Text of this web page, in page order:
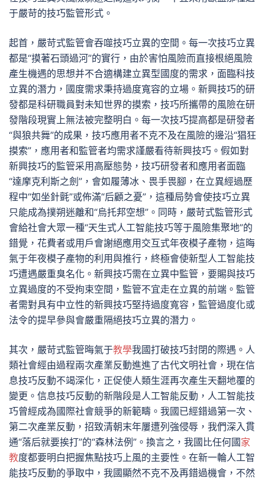
于嚴苛的技巧監管形式。
起首，嚴苛式監管會吞噬技巧立異的空間。每一次技巧立異
都是“摸著石頭過河”的實行，由於害怕風險而直接根絕風險
產生機遇的思想并不合適構建立異型國度的需求，面臨科技
立異的潛力，國度需求秉持過度寬容的立場。新興技巧的研
發都是科研職員對未知世界的摸索，技巧所攜帶的風險在研
發階段現實上無法被完整明白。每一次技巧提高都是研發者
“與狼共舞”的成果，技巧應用者不克不及在風險的邊沿“猖狂
摸索”，應用者和監管者均需求謹嚴看待新興技巧。假如對
新興技巧的監管采用高壓態勢，技巧研發者和應用者面臨
“達摩克利斯之劍”，會如履薄冰、畏手畏腳，在立異經過歷
程中“如坐針氈”或佈滿“后顧之憂”，這種局勢會使技巧立異
只能成為撲朔迷離和“烏托邦空想”。同時，嚴苛式監管形式
會給社會大眾一種“天生式人工智能技巧等于風險集聚地”的
錯覺，花費者或用戶會謝絕應用交互式年夜模子產物，這晦
氣于年夜模子產物的利用與推行，終極會使新型人工智能技
巧遭遇嚴重臭名化。新興技巧需在立異中監管，要賜與技巧
立異過度的不受拘束空間，監管不宜走在立異的前端。監管
者需對具有中立性的新興技巧堅持過度寬容，監管過度化或
法令的提早參與會嚴重隔絕技巧立異的潛力。
其次，嚴苛式監管晦氣于教學我國打破技巧封閉的際遇。人
類社會經由過程兩次產業反動進進了古代文明社會，現在信
息技巧反動不竭深化，正促使人類生涯再次產生天翻地覆的
變更。信息技巧反動的新階段是人工智能反動，人工智能技
巧曾經成為國際社會競爭的新範疇。我國已經錯過第一次、
第二次產業反動，招致清朝末年屢遭列強侵辱，我們深入貫
通“落后就要挨打”的“森林法例”。換言之，我國比任何國家
教度都要明白把握焦點技巧上風的主要性。在新一輪人工智
能技巧反動的爭取中，我國顯然不克不及再錯過機會，不然